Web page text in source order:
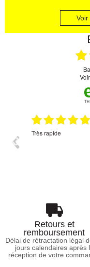
Voir
Très rapide
Retours et
remboursement
Délai de rétractation légal
jours calendaires après
réception de votre